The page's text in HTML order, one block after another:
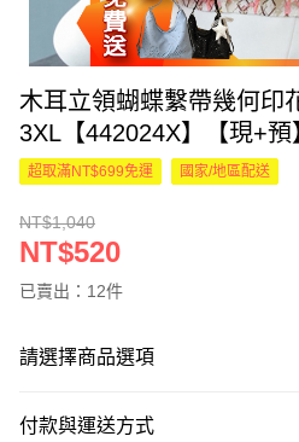
木耳立領蝴蝶繫帶幾何印
3XL【442024X】【現+
超取滿NT$699免運 國家/地區配送
NT$1,040
NT$520
已賣出：12件
請選擇商品選項
付款與運送方式